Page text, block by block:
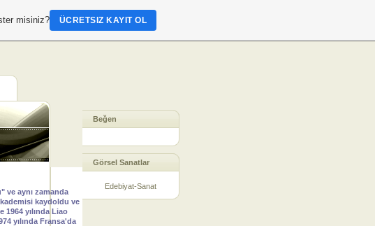
ve aynı zamanda
kaydoldu ve
yılında Liao
yılında Fransa'da
Beğen
Görsel Sanatlar
Edebiyat-Sanat
misiniz? ÜCRETSIZ KAYIT OL